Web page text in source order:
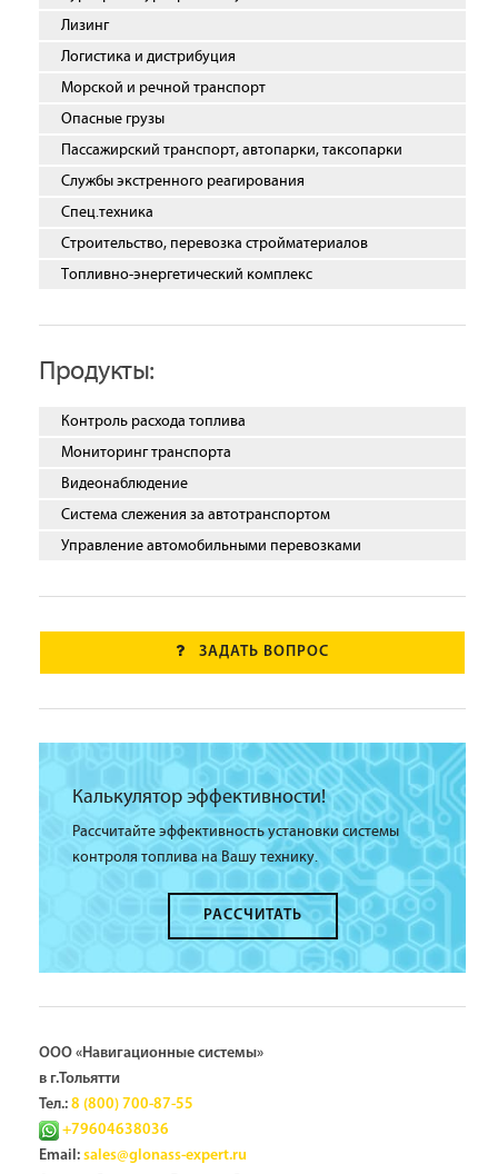
Лизинг
Логистика и дистрибуция
Морской и речной транспорт
Опасные грузы
Пассажирский транспорт, автопарки, таксопарки
Службы экстренного реагирования
Спец.техника
Строительство, перевозка стройматериалов
Топливно-энергетический комплекс
Продукты:
Контроль расхода топлива
Мониторинг транспорта
Видеонаблюдение
Система слежения за автотранспортом
Управление автомобильными перевозками
ЗАДАТЬ ВОПРОС
Калькулятор эффективности!
Рассчитайте эффективность установки системы
контроля топлива на Вашу технику.
РАССЧИТАТЬ
ООО «Навигационные системы»
в г.Тольятти
Тел.: 8 (800) 700-87-55
+79604638036
Email: sales@glonass-expert.ru